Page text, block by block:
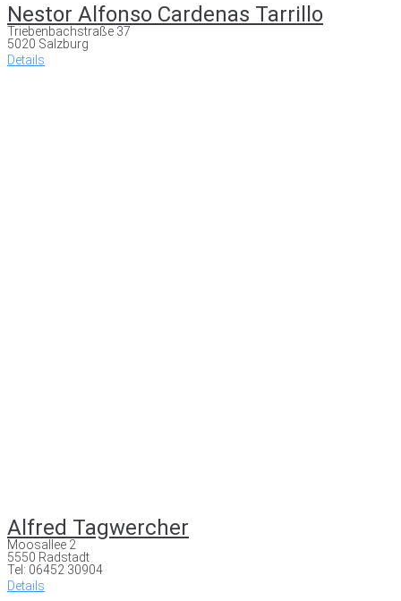
Nestor Alfonso Cardenas Tarrillo
Triebenbachstraße 37
5020 Salzburg
Details
Alfred Tagwercher
Moosallee 2
5550 Radstadt
Tel: 06452 30904
Details